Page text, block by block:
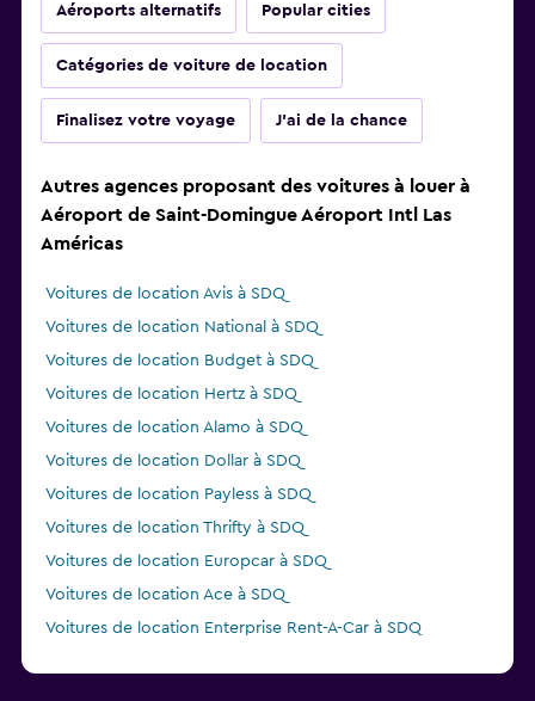
Aéroports alternatifs Popular cities
Catégories de voiture de location
Finalisez votre voyage J'ai de la chance
Autres agences proposant des voitures à louer à
Aéroport de Saint-Domingue Aéroport Intl Las
Américas
Voitures de location Avis à SDQ
Voitures de location National à SDQ
Voitures de location Budget à SDQ
Voitures de location Hertz à SDQ
Voitures de location Alamo à SDQ
Voitures de location Dollar à SDQ
Voitures de location Payless à SDQ
Voitures de location Thrifty à SDQ
Voitures de location Europcar à SDQ
Voitures de location Ace à SDQ
Voitures de location Enterprise Rent-A-Car à SDQ